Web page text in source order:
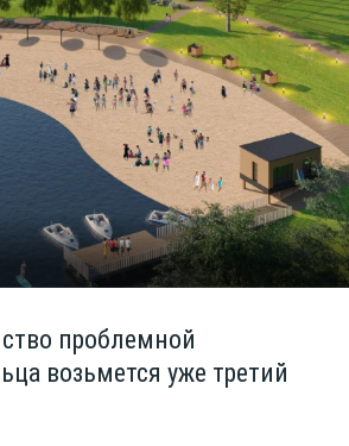
проблемной
возьмется уже третий